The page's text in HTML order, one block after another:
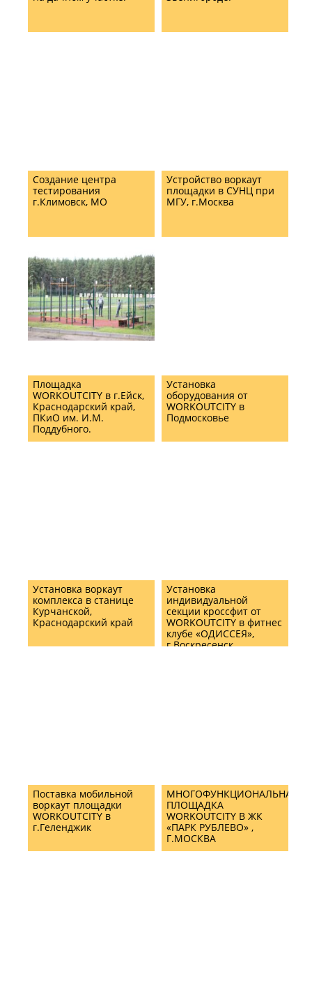
Создание центра
тестирования
г.Климовск, МО
Устройство воркаут
площадки в СУНЦ при
МГУ, г.Москва
Площадка
WORKOUTCITY в г.Ейск,
Краснодарский край,
ПКиО им. И.М.
Поддубного.
Установка
оборудования от
WORKOUTCITY в
Подмосковье
Установка воркаут
комплекса в станице
Курчанской,
Краснодарский край
Установка
индивидуальной
секции кроссфит от
WORKOUTCITY в фитнес
клубе «ОДИССЕЯ»,
г.Воскресенск
Поставка мобильной
воркаут площадки
WORKOUTCITY в
г.Геленджик
МНОГОФУНКЦИОНАЛЬНАЯ
ПЛОЩАДКА
WORKOUTCITY В ЖК
«ПАРК РУБЛЕВО» ,
Г.МОСКВА